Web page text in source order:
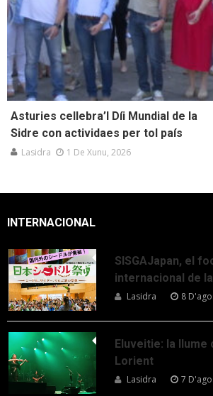
Asturies cellebra’l Díi Mundial de la
Sidre con actividaes per tol país
Lasidra 1 De Xunu, 2026
INTERNACIONAL
SISGAJapan, el
internacional de
Lasidra 8
Eluveitie: la llume
Lorient
Lasidra 7